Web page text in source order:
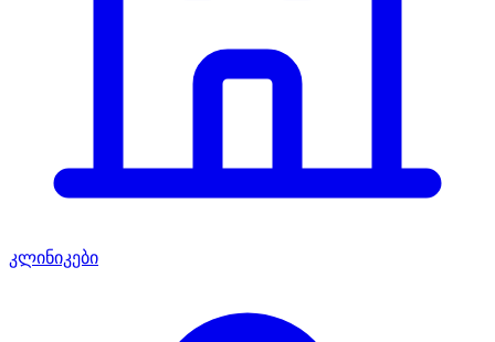
კლინიკები